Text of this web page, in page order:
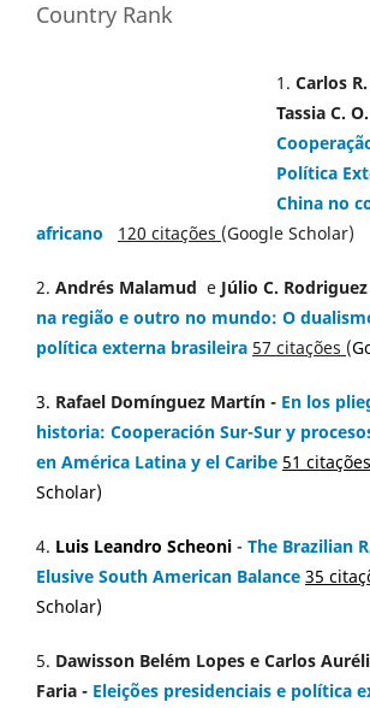
1. Carlos
Tassia C.
Política
China no
africano 120 citações (Google Scholar)
2. Andrés Malamud e Júlio C. Rodriguez
na região e outro no mundo: O
política externa brasileira 57 citações (
3. Rafael Domínguez Martín - En los
historia: Cooperación Sur-Sur y
en América Latina y el Caribe 51 citações
Scholar)
4. Luis Leandro Scheoni - The Brazilian
Elusive South American Balance 35
Scholar)
5. Dawisson Belém Lopes e Carlos
Faria - Eleições presidenciais e política